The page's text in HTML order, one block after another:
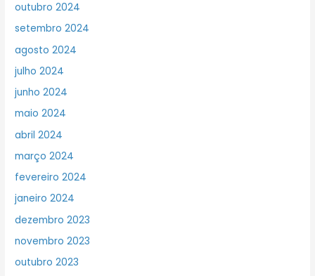
outubro 2024
setembro 2024
agosto 2024
julho 2024
junho 2024
maio 2024
abril 2024
março 2024
fevereiro 2024
janeiro 2024
dezembro 2023
novembro 2023
outubro 2023